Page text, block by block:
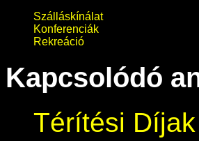
Szálláskínálat
Konferenciák
Rekreáció
Kapcsolódó
Térítési Díjak